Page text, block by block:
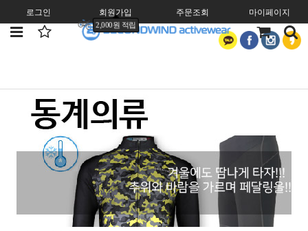
로그인 회원가입
2,000원 적립
주문조회 마이페이지